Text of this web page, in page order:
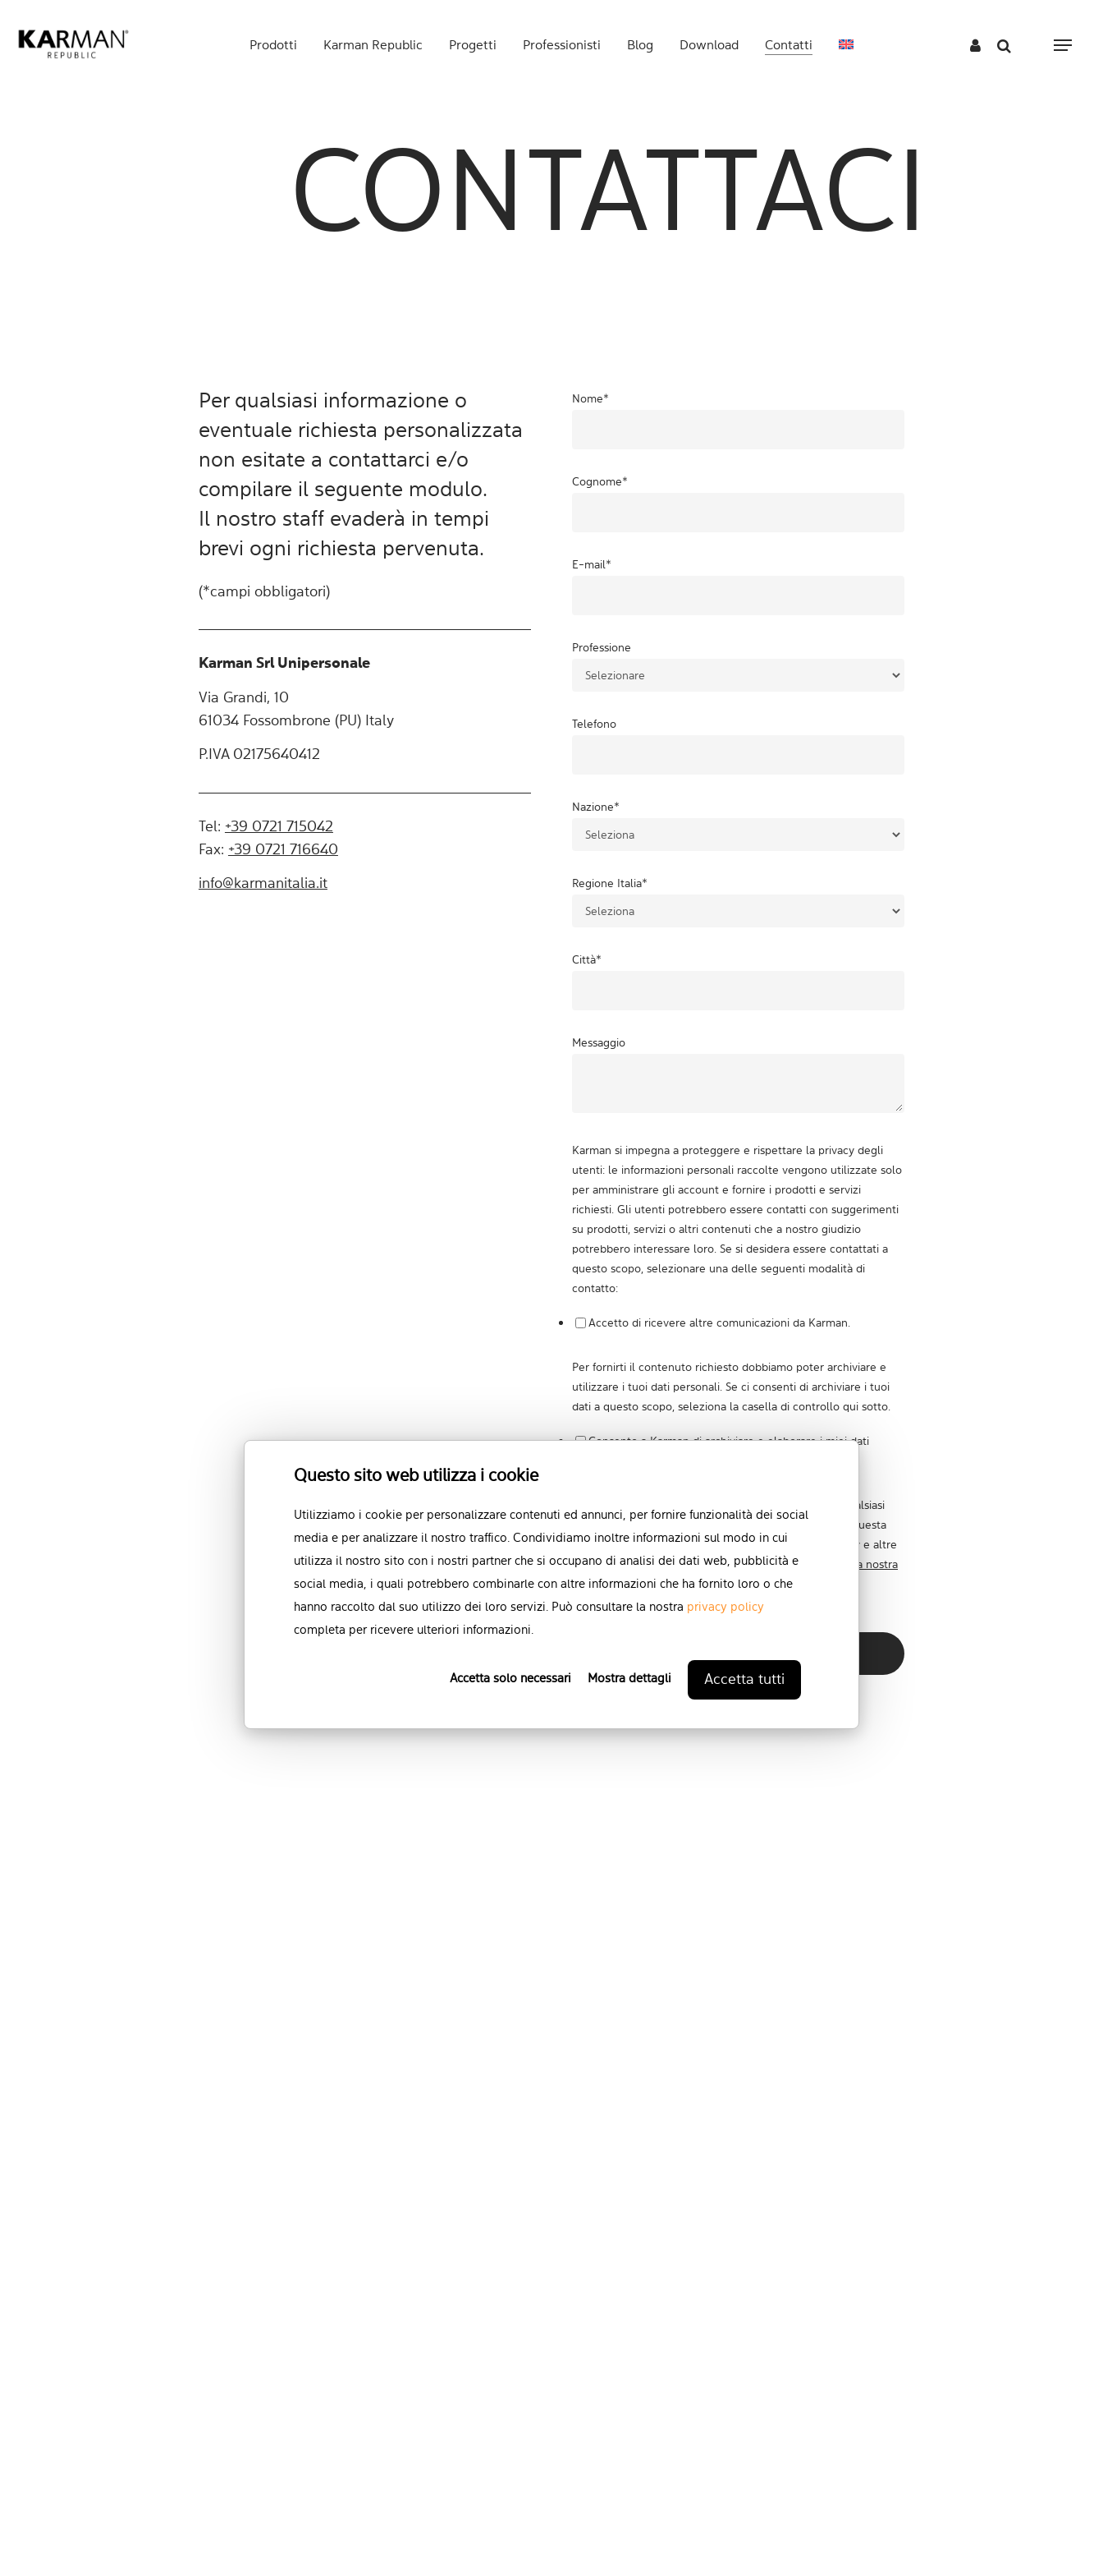
Questo sito web utilizza i cookie
Utilizziamo i cookie per personalizzare contenuti ed annunci, per fornire funzionalità dei social
media e per analizzare il nostro traffico. Condividiamo inoltre informazioni sul modo in cui
utilizza il nostro sito con i nostri partner che si occupano di analisi dei dati web, pubblicità e
social media, i quali potrebbero combinarle con altre informazioni che ha fornito loro o che
hanno raccolto dal suo utilizzo dei loro servizi. Può consultare la nostra privacy policy
completa per ricevere ulteriori informazioni.
Accetta solo necessari Mostra dettagli Accetta tutti
Prodotti Karman Republic Progetti Professionisti Blog Download Contatti Menu
CONTATTACI
Per qualsiasi informazione o
eventuale richiesta personalizzata
non esitate a contattarci e/o
compilare il seguente modulo.
Il nostro staff evaderà in tempi
brevi ogni richiesta pervenuta.
(*campi obbligatori)
Karman Srl Unipersonale
Via Grandi, 10
61034 Fossombrone (PU) Italy
P.IVA 02175640412
Tel: +39 0721 715042
Fax: +39 0721 716640
info@karmanitalia.it
Nome*
Cognome*
E-mail*
Professione
Telefono
Nazione*
Regione Italia*
Città*
Messaggio
Karman si impegna a proteggere e rispettare la privacy degli
utenti: le informazioni personali raccolte vengono utilizzate solo
per amministrare gli account e fornire i prodotti e servizi
richiesti. Gli utenti potrebbero essere contatti con suggerimenti
su prodotti, servizi o altri contenuti che a nostro giudizio
potrebbero interessare loro. Se si desidera essere contattati a
questo scopo, selezionare una delle seguenti modalità di
contatto:
Accetto di ricevere altre comunicazioni da Karman.
Per fornirti il contenuto richiesto dobbiamo poter archiviare e
utilizzare i tuoi dati personali. Se ci consenti di archiviare i tuoi
dati a questo scopo, seleziona la casella di controllo qui sotto.
Consento a Karman di archiviare e elaborare i miei dati
Puoi annullare l'iscrizione a queste comunicazioni in qualsiasi
momento. Per ulteriori informazioni su come eseguire questa
operazione, consultare le nostre normative sulla privacy e altre
indicazioni su protezione e rispetto della privacy,
leggi la nostra
Informativa sulla privacy